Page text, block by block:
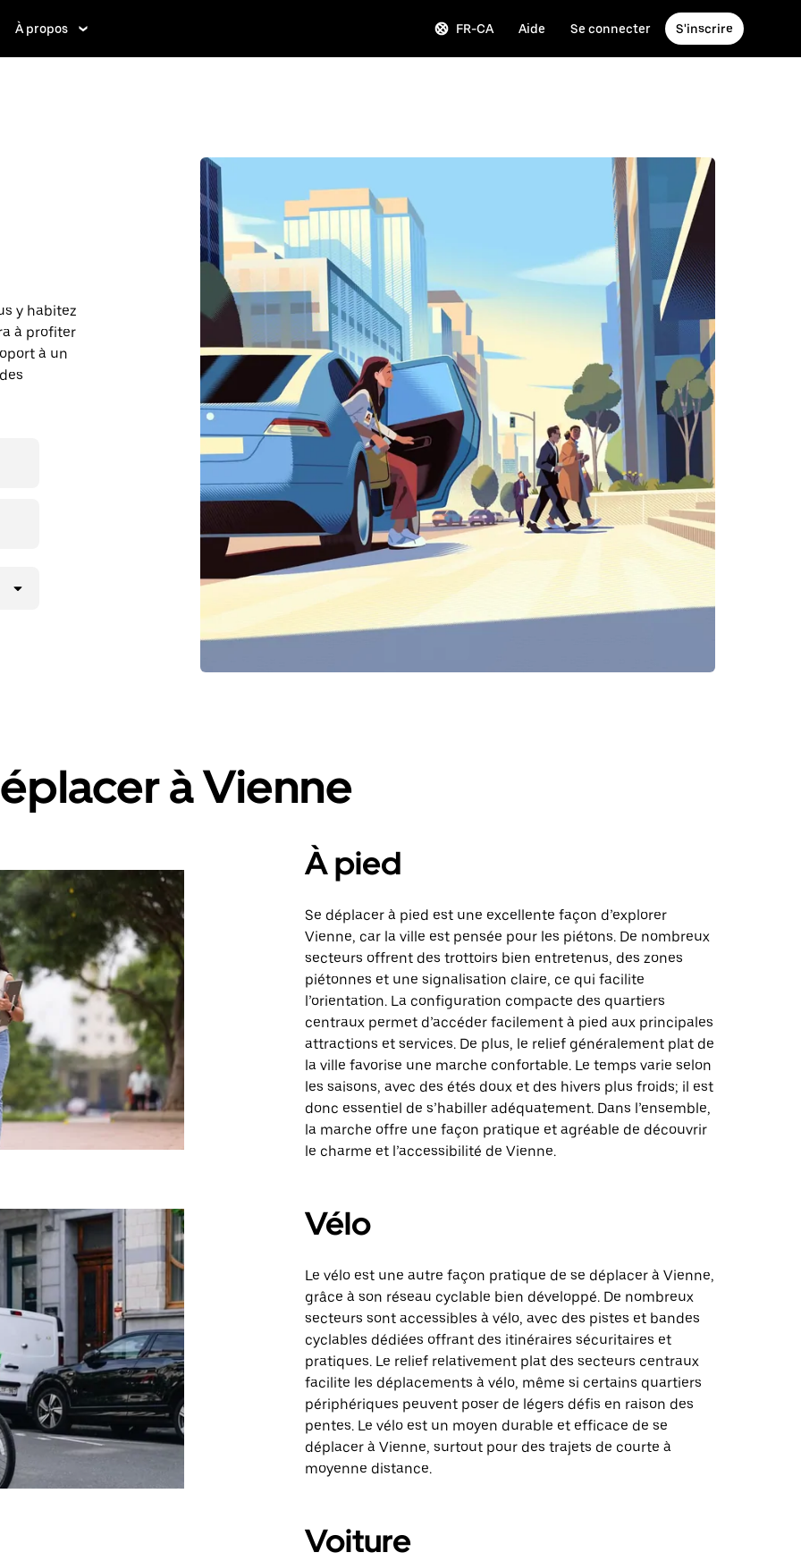
À propos FR-CA Aide Se connecter S'inscrire
y habitez
à profiter
à un
à Vienne
À pied
Se déplacer à pied est une excellente façon d’explorer
Vienne, car la ville est pensée pour les piétons. De nombreux
secteurs offrent des trottoirs bien entretenus, des zones
piétonnes et une signalisation claire, ce qui facilite
l’orientation. La configuration compacte des quartiers
centraux permet d’accéder facilement à pied aux principales
attractions et services. De plus, le relief généralement plat de
la ville favorise une marche confortable. Le temps varie selon
les saisons, avec des étés doux et des hivers plus froids; il est
donc essentiel de s’habiller adéquatement. Dans l’ensemble,
la marche offre une façon pratique et agréable de découvrir
le charme et l’accessibilité de Vienne.
Vélo
Le vélo est une autre façon pratique de se déplacer à Vienne,
grâce à son réseau cyclable bien développé. De nombreux
secteurs sont accessibles à vélo, avec des pistes et bandes
cyclables dédiées offrant des itinéraires sécuritaires et
pratiques. Le relief relativement plat des secteurs centraux
facilite les déplacements à vélo, même si certains quartiers
périphériques peuvent poser de légers défis en raison des
pentes. Le vélo est un moyen durable et efficace de se
déplacer à Vienne, surtout pour des trajets de courte à
moyenne distance.
Voiture